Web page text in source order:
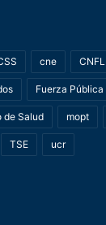
cne CNFL
Fuerza Pública
de Salud mopt
TSE ucr